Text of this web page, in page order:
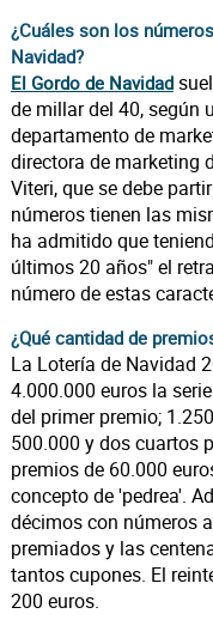
¿Cuáles son los
Navidad?
El Gordo de Navidad
de millar del 40, según
departamento de
directora de marketing
Viteri, que se debe
números tienen las
ha admitido que
últimos 20 años" el
número de estas
¿Qué cantidad de
La Lotería de Navidad
4.000.000 euros la
del primer premio;
500.000 y dos cuartos
premios de 60.000
concepto de 'pedrea'.
décimos con números
premiados y las
tantos cupones. El
200 euros.